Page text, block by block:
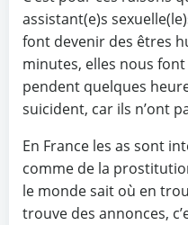
assistant(e)s
font devenir des êtres
minutes, elles nous
pendent quelques
suicident, car ils n’ont
En France les as sont
comme de la
le monde sait où en
trouve des annonces,